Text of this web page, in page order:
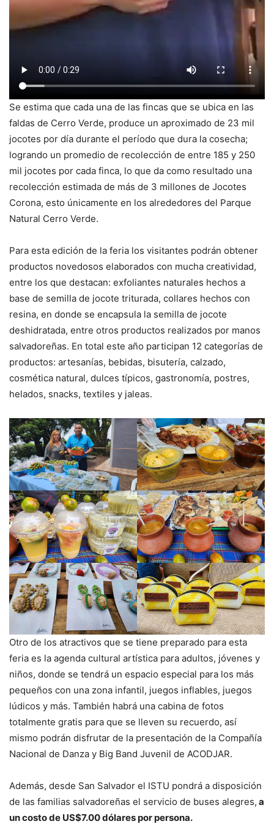
Se estima que cada una de las fincas que se ubica en las
faldas de Cerro Verde, produce un aproximado de 23 mil
jocotes por día durante el período que dura la cosecha;
logrando un promedio de recolección de entre 185 y 250
mil jocotes por cada finca, lo que da como resultado una
recolección estimada de más de 3 millones de Jocotes
Corona, esto únicamente en los alrededores del Parque
Natural Cerro Verde.
Para esta edición de la feria los visitantes podrán obtener
productos novedosos elaborados con mucha creatividad,
entre los que destacan: exfoliantes naturales hechos a
base de semilla de jocote triturada, collares hechos con
resina, en donde se encapsula la semilla de jocote
deshidratada, entre otros productos realizados por manos
salvadoreñas. En total este año participan 12 categorías de
productos: artesanías, bebidas, bisutería, calzado,
cosmética natural, dulces típicos, gastronomía, postres,
helados, snacks, textiles y jaleas.
Otro de los atractivos que se tiene preparado para esta
feria es la agenda cultural artística para adultos, jóvenes y
niños, donde se tendrá un espacio especial para los más
pequeños con una zona infantil, juegos inflables, juegos
lúdicos y más. También habrá una cabina de fotos
totalmente gratis para que se lleven su recuerdo, así
mismo podrán disfrutar de la presentación de la Compañía
Nacional de Danza y Big Band Juvenil de ACODJAR.
Además, desde San Salvador el ISTU pondrá a disposición
de las familias salvadoreñas el servicio de buses alegres, a
un costo de US$7.00 dólares por persona.